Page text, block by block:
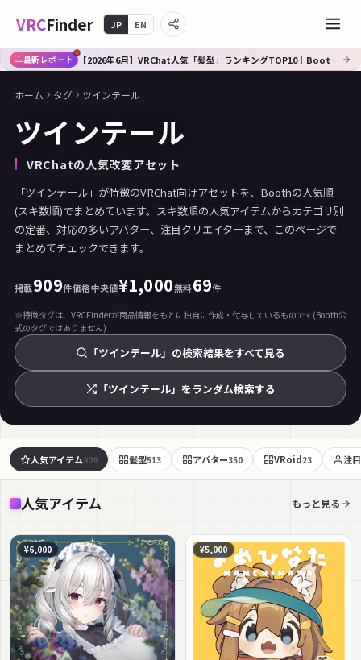
VRCFinder JP EN
最新レポート 【2026年6月】VRChat人気「髪型」ランキングTOP10｜Booth傾向分析
ホーム タグ ツインテール
ツインテール
VRChatの人気改変アセット
「ツインテール」が特徴のVRChat向けアセットを、Boothの人気順
(スキ数順)でまとめています。スキ数順の人気アイテムからカテゴリ別
の定番、対応の多いアバター、注目クリエイターまで、このページで
まとめてチェックできます。
掲載909件価格中央値¥1,000無料69件
※特徴タグは、VRCFinderが商品情報をもとに独自に作成・付与しているものです(Booth公
式のタグではありません)
「ツインテール」の検索結果をすべて見る
「ツインテール」をランダム検索する
人気アイテム909 髪型513 アバター350 VRoid23 注
人気アイテム もっと見る
¥6,000 ¥5,000